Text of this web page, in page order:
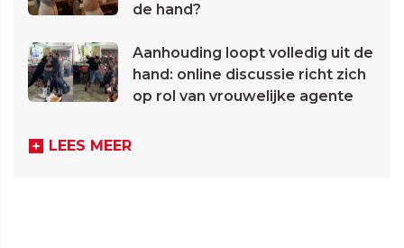
de hand?
Aanhouding loopt volledig uit de
hand: online discussie richt zich
op rol van vrouwelijke agente
LEES MEER